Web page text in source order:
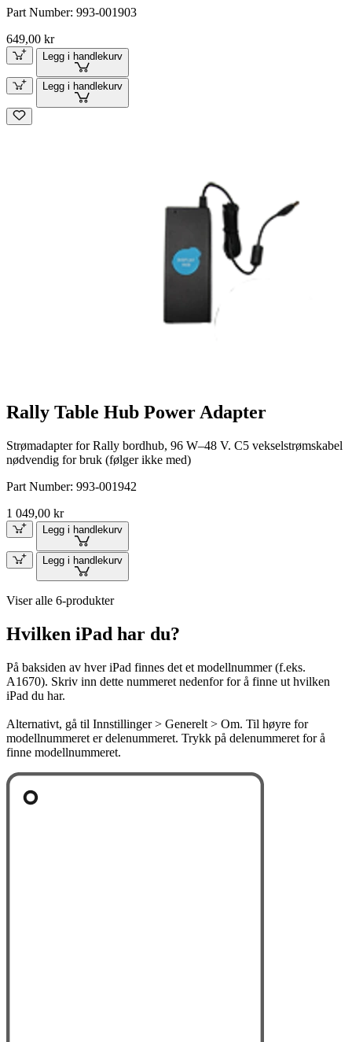
Part Number: 993-001903
649,00 kr
Legg i handlekurv
Legg i handlekurv
Rally Table Hub Power Adapter
Strømadapter for Rally bordhub, 96 W–48 V. C5 vekselstrømskabel
nødvendig for bruk (følger ikke med)
Part Number: 993-001942
1 049,00 kr
Legg i handlekurv
Legg i handlekurv
Viser alle 6-produkter
Hvilken iPad har du?
På baksiden av hver iPad finnes det et modellnummer (f.eks.
A1670). Skriv inn dette nummeret nedenfor for å finne ut hvilken
iPad du har.
Alternativt, gå til Innstillinger > Generelt > Om. Til høyre for
modellnummeret er delenummeret. Trykk på delenummeret for å
finne modellnummeret.